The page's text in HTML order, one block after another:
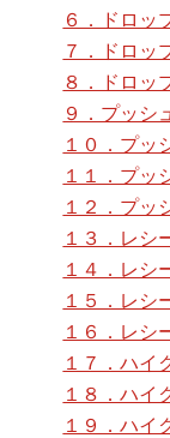
６．ドロッ
７．ドロッ
８．ドロッ
９．プッシ
１０．プッ
１１．プッ
１２．プッ
１３．レシ
１４．レ
１５．レシ
１６．レ
１７．ハイ
１８．ハイ
１９．ハイ